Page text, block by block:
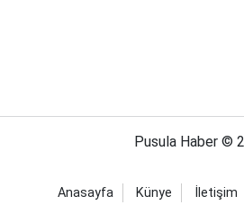
Pusula Haber ©
Anasayfa Künye İletişim